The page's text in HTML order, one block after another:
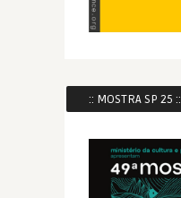
:: MOSTRA SP 25 ::